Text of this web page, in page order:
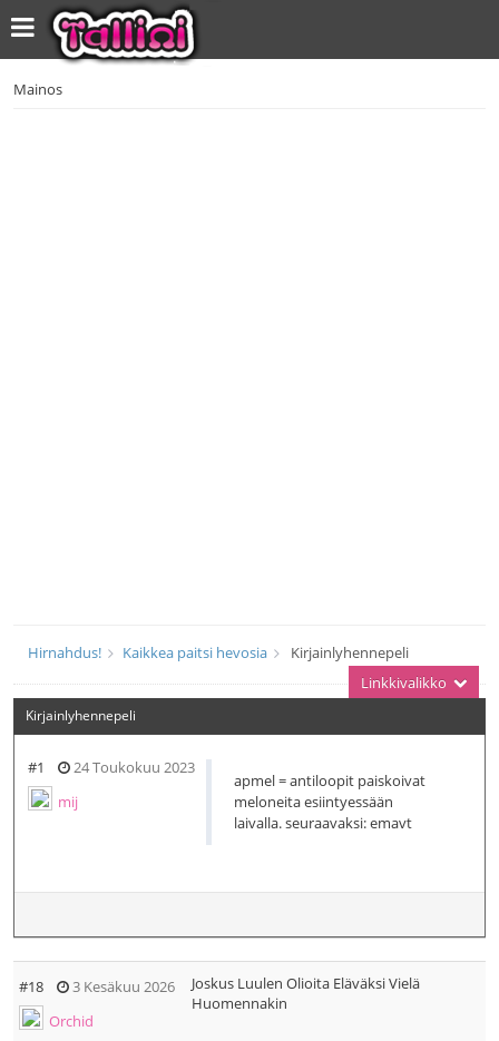
Mainos
Hirnahdus! Kaikkea paitsi hevosia
Kirjainlyhennepeli
Linkkivalikko
Kirjainlyhennepeli
24 Toukokuu 2023
#1
mij
apmel = antiloopit paiskoivat
meloneita esiintyessään
laivalla. seuraavaksi: emavt
3 Kesäkuu 2026
#18
Orchid
Joskus Luulen Olioita Eläväksi Vielä
Huomennakin